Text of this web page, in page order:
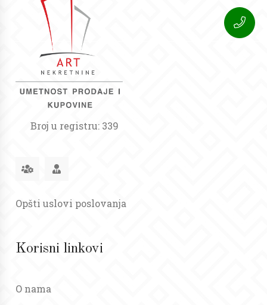
Broj u registru: 339
Opšti uslovi poslovanja
Korisni linkovi
O nama